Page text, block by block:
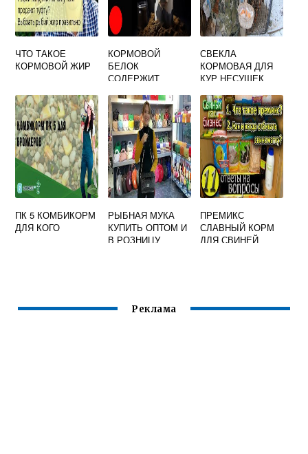
ЧТО ТАКОЕ
КОРМОВОЙ ЖИР
КОРМОВОЙ
БЕЛОК
СОДЕРЖИТ
ЛИЗИН
СВЕКЛА
КОРМОВАЯ ДЛЯ
КУР НЕСУШЕК
ПК 5 КОМБИКОРМ
ДЛЯ КОГО
РЫБНАЯ МУКА
КУПИТЬ ОПТОМ И
В РОЗНИЦУ
ПРЕМИКС
СЛАВНЫЙ КОРМ
ДЛЯ СВИНЕЙ
Реклама